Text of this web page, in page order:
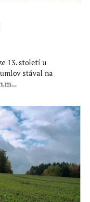
13. století u
stával na